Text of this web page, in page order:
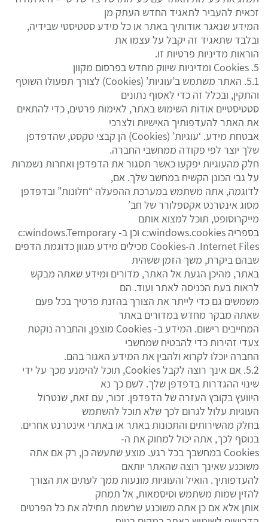
זכאית להעביר לתאגיד החדש העתק מן
המידע שנאגר אודותיך באתר או כל מידע סטטיסטי שבידיה,
ובלבד שתאגיד זה יקבל על עצמו את
הוראות מדיניות פרטיות זו.
5. Cookies ומדיניות שיווק מחדש בפרסום מקוון
5.1. האתר משתמש ב’עוגיות’ (Cookies) לצורך תפעולו השוטף
והתקין, ובכלל זה כדי לאסוף נתונים
סטטיסטיים אודות השימוש באתר, לאימות פרטים, כדי להתאים
את האתר להעדפותיך האישיות ולצרכי
אבטחת מידע. ‘עוגיות’ (Cookies) הן קבצי טקסט, שהדפדפן
שלך יוצר לפי פקודה ממחשבי החברה.
חלק מהעוגיות יפקעו כאשר תסגור את הדפדפן ואחרות נשמרות
על גבי הכונן הקשיח במחשב שלך. אם,
לדוגמה, אתה משתמש במערכת ההפעלה “חלונות” ובדפדפן
מסוג אינטרנט אקספלורר של חב’
מייקרוסופט, תוכל למצוא אותם
בספריה c:windows.cookies וכן ב- c:windows.Temporary
Internet Files. ה-Cookies מכילים מידע מגוון כדוגמת הדפים
שבהם ביקרת, משך הזמן ששהית
באתר, מהיכן הגעת אל האתר, מדורים ומידע שאתה מבקש
לראות בעת הכניסה לאתר ועוד. הם
משמשים גם כדי לייתר את הצורך בהזנת פרטיך בכל פעם
שאתה מבקר מחדש במדורים באתר
המחייבים רישום. המידע ב- Cookies מוצפן, והחברה נוקטת
צעדי זהירות כדי להבטיח שמחשבי
החברה יוכלו לקרוא ולהבין את המידע האגור בהם.
5.2. אם אינך רוצה לקבל Cookies, תוכל להימנע מכך על ידי
שינוי ההגדרות בדפדפן שלך. לשם כך נא
היוועץ בקובץ העזרה של הדפדפן. זכור, עם זאת, שנטרול
העוגיות עלול לגרום לכך שלא תוכל להשתמש
בחלק מהשירותים והתכונות באתר או באתרי אינטרנט אחרים.
בנוסף לכך, אתה יכול למחוק את ה-
Cookies במחשבך בכל רגע. מוצע שתעשה כן, רק אם אתה
משוכנע שאינך רוצה שהאתר יותאם
להעדפותיך. הואיל והעוגיות מונעות ממך לעתים את הצורך
להזין שמות משתמש וסיסמאות, אל תמחק
אותן אלא אם כן אתה משוכנע שרשמת תחילה את כל הפרטים